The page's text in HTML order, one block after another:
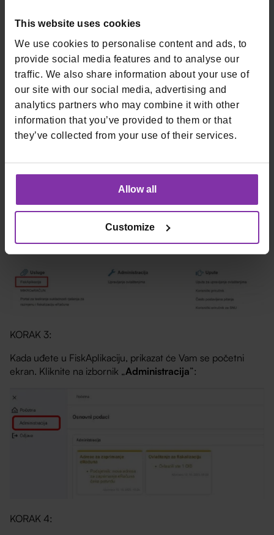
This website uses cookies
We use cookies to personalise content and ads, to
provide social media features and to analyse our
traffic. We also share information about your use of
our site with our social media, advertising and
analytics partners who may combine it with other
information that you’ve provided to them or that
they’ve collected from your use of their services.
Allow all
Customize
„Ulaz/Odregistracija”:
KORAK 2:
Na početnoj stranici, u dijelu Usluge, odaberite opciju
„FiskAplikacija”:
KORAK 3:
Kada uđete u FiskAplikaciju, prikazat će Vam se početni
ekran. Kliknite na izbornik „Administracija”:
KORAK 4: